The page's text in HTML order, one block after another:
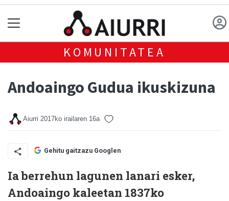
KOMUNITATEA
Andoaingo Gudua ikuskizuna
Aiurri 2017ko irailaren 16a
Gehitu gaitzazu Googlen
Ia berrehun lagunen lanari esker,
Andoaingo kaleetan 1837ko